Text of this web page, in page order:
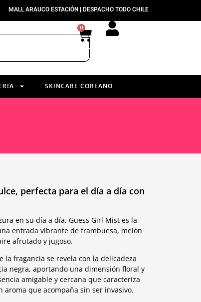
MALL ARAUCO ESTACIÓN | DESPACHO TODO CHILE
0
SKINCARE COREANO
perfecta para el día a día con
en su día a día, Guess Girl Mist es la
entrada vibrante de frambuesa, melón
afrutado y jugoso.
fragancia se revela con la delicadeza
negra, aportando una dimensión floral y
amigable y cercana que caracteriza
que acompaña sin ser invasivo.